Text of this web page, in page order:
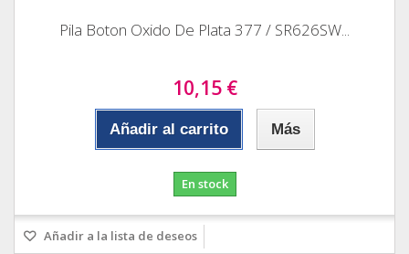
Pila Boton Oxido De Plata 377 / SR626SW...
10,15 €
Añadir al carrito Más
En stock
Añadir a la lista de deseos